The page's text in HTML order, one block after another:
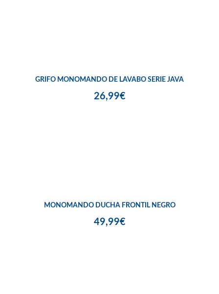
GRIFO MONOMANDO DE LAVABO SERIE JAVA
26,99€
MONOMANDO DUCHA FRONTIL NEGRO
49,99€